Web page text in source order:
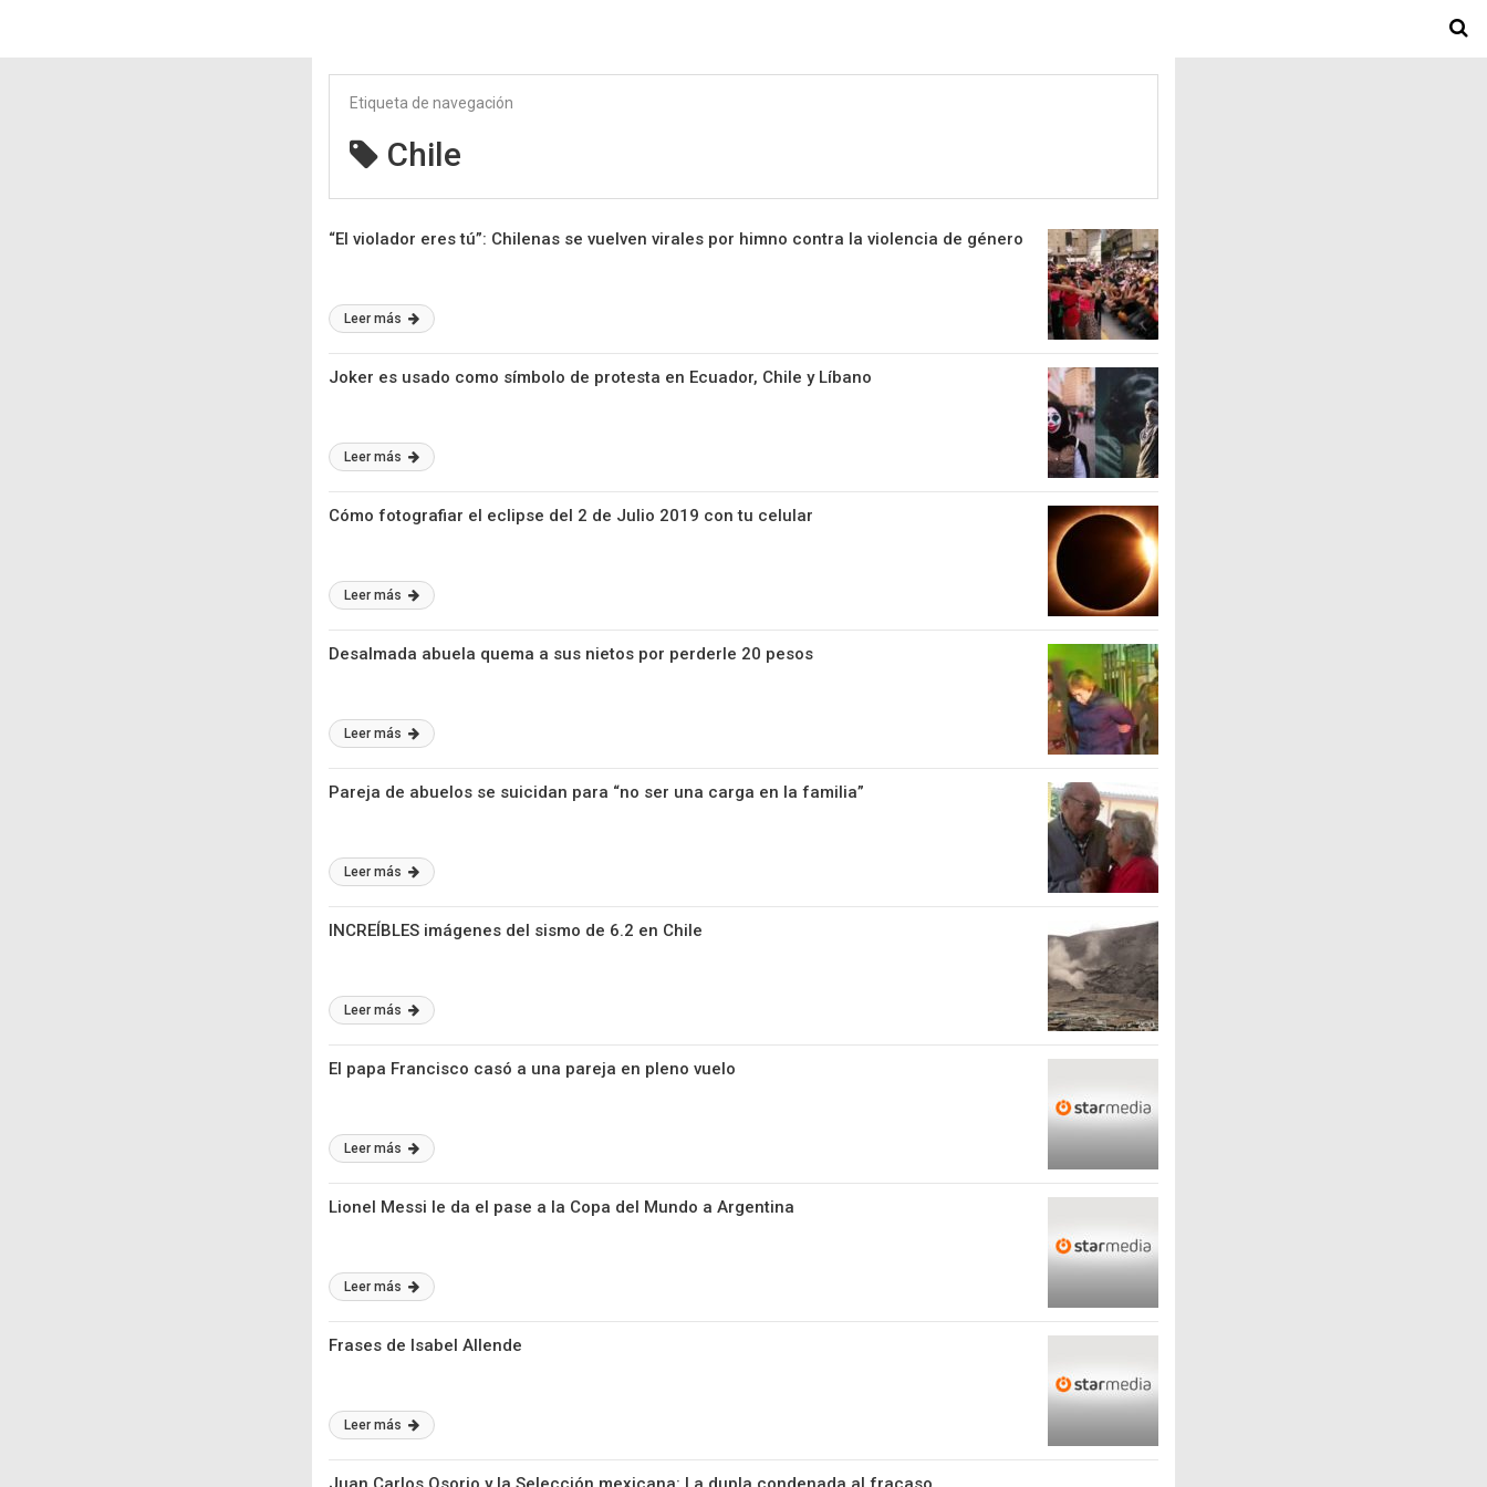
Etiqueta de navegación
Chile
“El violador eres tú”: Chilenas se vuelven virales por himno contra la violencia de género
Leer más
Joker es usado como símbolo de protesta en Ecuador, Chile y Líbano
Leer más
Cómo fotografiar el eclipse del 2 de Julio 2019 con tu celular
Leer más
Desalmada abuela quema a sus nietos por perderle 20 pesos
Leer más
Pareja de abuelos se suicidan para “no ser una carga en la familia”
Leer más
INCREÍBLES imágenes del sismo de 6.2 en Chile
Leer más
El papa Francisco casó a una pareja en pleno vuelo
Leer más
Lionel Messi le da el pase a la Copa del Mundo a Argentina
Leer más
Frases de Isabel Allende
Leer más